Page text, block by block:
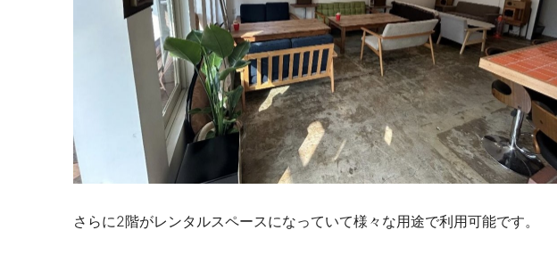
さらに2階がレンタルスペースになっていて様々な用途で利用可能です。